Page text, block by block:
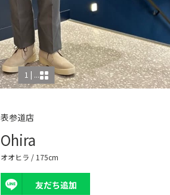
1 | ...
表参道店
Ohira
オオヒラ / 175cm
友だち追加